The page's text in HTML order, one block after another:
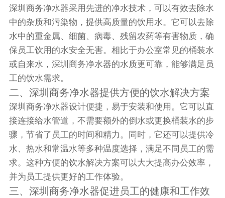
深圳商务净水器采用先进的净水技术，可以有效去除水
中的杂质和污染物，提供高质量的饮用水。它可以去除
水中的重金属、细菌、病毒、残留农药等有害物质，确
保员工饮用的水安全无害。相比于办公室常见的桶装水
或自来水，深圳商务净水器的水质更可靠，能够满足员
工的饮水需求。
二、深圳商务净水器提供方便的饮水解决方案
深圳商务净水器设计便捷，易于安装和使用。它可以直
接连接给水管道，不需要额外的倒水或更换桶装水的步
骤，节省了员工的时间和精力。同时，它还可以提供冷
水、热水和常温水等多种温度选择，满足不同员工的需
求。这种方便的饮水解决方案可以大大提高办公效率，
并为员工提供更好的工作体验。
三、深圳商务净水器促进员工的健康和工作效